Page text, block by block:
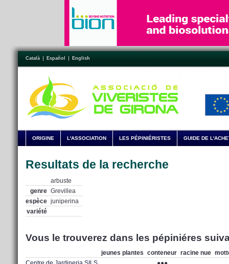
Català Español English
ORIGINE L'ASSOCIATION LES PÉPINIÉRISTES GUIDE DE
Resultats de la recherche
arbuste
genre Grevillea
espèce juniperina
variété
Vous le trouverez dans les pépiniéres
jeunes plantes conteneur racine nue